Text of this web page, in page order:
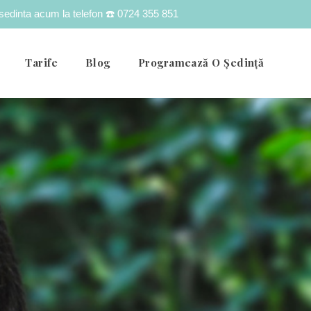
acum la telefon ☎️ 0724 355 851
Tarife Blog Programează O Ședință